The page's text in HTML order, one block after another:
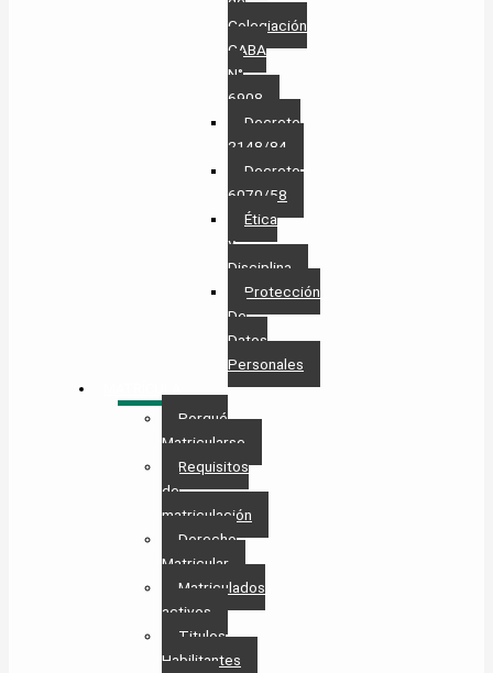
Colegiación
CABA
N°
6908
Decreto
2148/84
Decreto
6070/58
Ética
y
Disciplina
Protección
De
Datos
Personales​
Porqué
Matricularse
Requisitos
de
matriculación
Derecho
Matricular
Matriculados
activos
Titulos
Habilitantes